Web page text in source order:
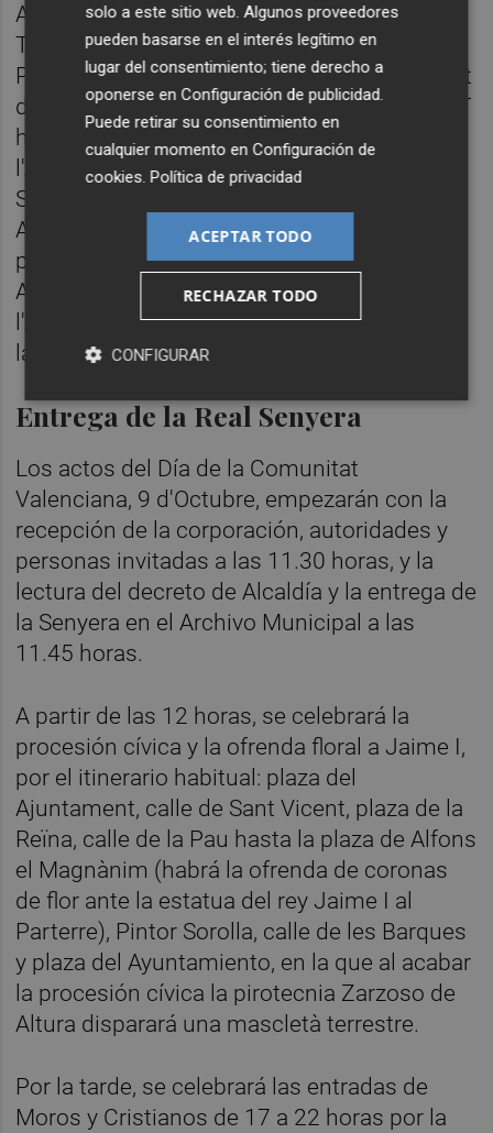
A la medianoche del día 9, los jardines del
Turia acogerán el cuadragésimo Festival de
Pirotecnia València, en el tramo entre el Pont
del Real y el Pont de Aragó, por lo que el CGT
ha informado que se cerrará al tráfico
l'Albereda entre Pla del Real y la plaza
Saragossa, la Ciutadella, la avenida de
Aragón y los puentes del Real y el de Aragó
para albergar el Castell de Fuegos
Artificiales. Además, la parada de metro de
l'Albareda se mantendrá cerrada a partir de
las 23 horas.
Entrega de la Real Senyera
Los actos del Día de la Comunitat
Valenciana, 9 d'Octubre, empezarán con la
recepción de la corporación, autoridades y
personas invitadas a las 11.30 horas, y la
lectura del decreto de Alcaldía y la entrega de
la Senyera en el Archivo Municipal a las
11.45 horas.
A partir de las 12 horas, se celebrará la
procesión cívica y la ofrenda floral a Jaime I,
por el itinerario habitual: plaza del
Ajuntament, calle de Sant Vicent, plaza de la
Reïna, calle de la Pau hasta la plaza de Alfons
el Magnànim (habrá la ofrenda de coronas
de flor ante la estatua del rey Jaime I al
Parterre), Pintor Sorolla, calle de les Barques
y plaza del Ayuntamiento, en la que al acabar
la procesión cívica la pirotecnia Zarzoso de
Altura disparará una mascletà terrestre.
Por la tarde, se celebrará las entradas de
Moros y Cristianos de 17 a 22 horas por la
solo a este sitio web. Algunos proveedores
pueden basarse en el interés legítimo en
lugar del consentimiento; tiene derecho a
oponerse enConfiguración de publicidad.
Puede retirar su consentimiento en
cualquier momento enConfiguración de
cookies.Política de privacidad
ACEPTAR TODO
RECHAZAR TODO
CONFIGURAR